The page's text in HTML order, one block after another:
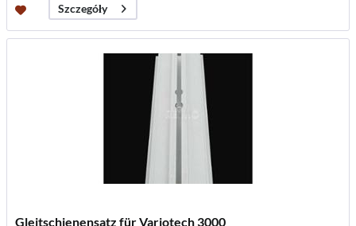
Szczegóły
Gleitschienensatz für Variotech 3000